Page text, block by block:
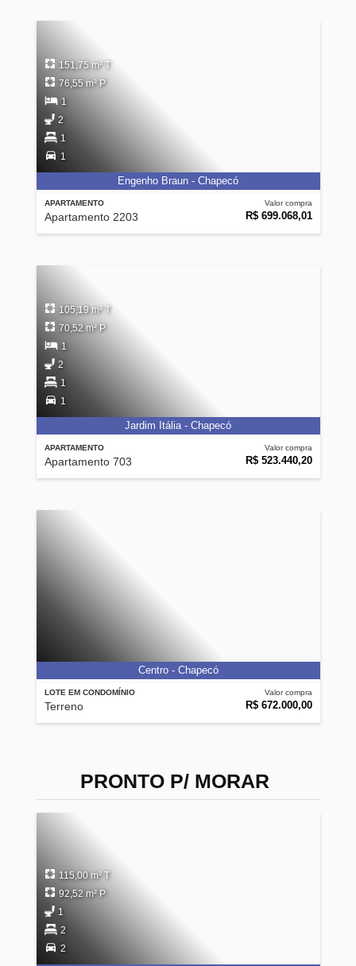
APARTAMENTO
Apartamento 2203
Valor compra
R$ 699.068,01
151,75 m² T
76,55 m² P
1
2
1
1
Engenho Braun - Chapecó
APARTAMENTO
Apartamento 703
Valor compra
R$ 523.440,20
105,19 m² T
70,52 m² P
1
2
1
1
Jardim Itália - Chapecó
LOTE EM CONDOMÍNIO
Terreno
Valor compra
R$ 672.000,00
Centro - Chapecó
PRONTO P/ MORAR
115,00 m² T
92,52 m² P
1
2
2